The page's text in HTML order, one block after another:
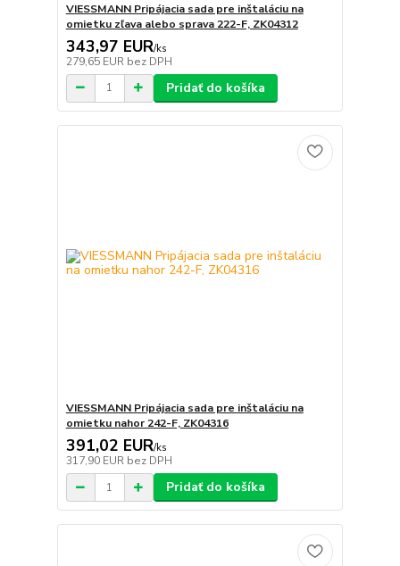
VIESSMANN Pripájacia sada pre inštaláciu na
omietku zľava alebo sprava 222-F, ZK04312
343,97 EUR/ks
279,65 EUR bez DPH
Pridať do košíka
VIESSMANN Pripájacia sada pre inštaláciu na
omietku nahor 242-F, ZK04316
391,02 EUR/ks
317,90 EUR bez DPH
Pridať do košíka